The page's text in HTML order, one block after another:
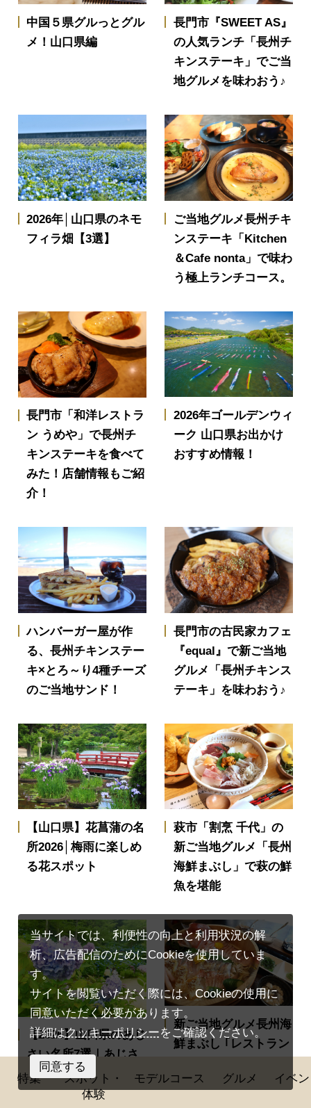
中国５県グルっとグル
メ！山口県編
長門市『SWEET AS』
の人気ランチ「長州チ
キンステーキ」でご当
地グルメを味わおう♪
2026年│山口県のネモ
フィラ畑【3選】
ご当地グルメ長州チキ
ンステーキ「Kitchen
＆Cafe nonta」で味わ
う極上ランチコース。
長門市「和洋レストラ
ン うめや」で長州チ
キンステーキを食べて
みた！店舗情報もご紹
介！
2026年ゴールデンウィ
ーク 山口県お出かけ
おすすめ情報！
ハンバーガー屋が作
る、長州チキンステー
キ×とろ～り4種チーズ
のご当地サンド！
長門市の古民家カフェ
『equal』で新ご当地
グルメ「長州チキンス
テーキ」を味わおう♪
【山口県】花菖蒲の名
所2026│梅雨に楽しめ
る花スポット
萩市「割烹 千代」の
新ご当地グルメ「長州
海鮮まぶし」で萩の鮮
魚を堪能
【2026】山口県のあじ
さい名所7選｜あじさ
い園・あじさい寺の見
頃・開花状況、あじさ
新ご当地グルメ長州海
鮮まぶし ｢レストラン
つまぶし＆店舗情報を
特集
スポット・
体験
モデルコース グルメ イベ
当サイトでは、利便性の向上と利用状況の解
析、広告配信のためにCookieを使用していま
す。
サイトを閲覧いただく際には、Cookieの使用に
同意いただく必要があります。
詳細はクッキーポリシーをご確認ください。
同意する